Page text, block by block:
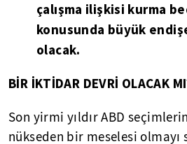
çalışma ilişkisi kurma
konusunda büyük
olacak.
BİR İKTİDAR DEVRİ OLACAK
Son yirmi yıldır ABD
nükseden bir meselesi olmayı